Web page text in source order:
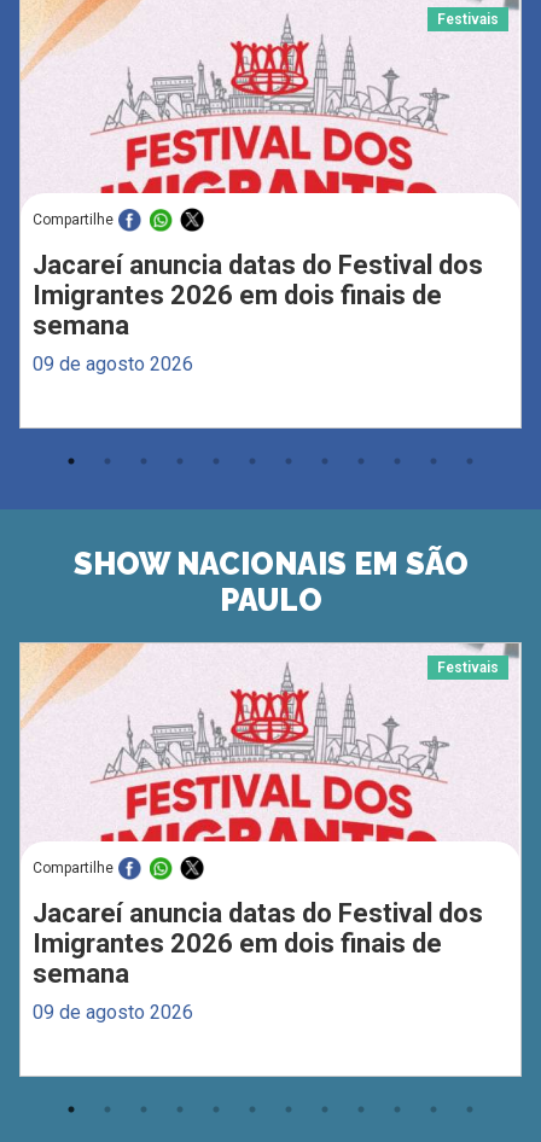
Festivais
Compartilhe
Jacareí anuncia datas do Festival dos
Imigrantes 2026 em dois finais de
semana
09 de agosto 2026
SHOW NACIONAIS EM SÃO
PAULO
Festivais
Compartilhe
Jacareí anuncia datas do Festival dos
Imigrantes 2026 em dois finais de
semana
09 de agosto 2026